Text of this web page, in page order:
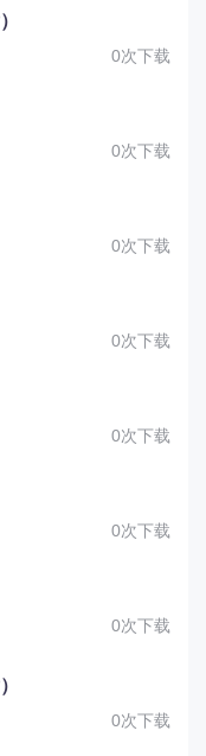
0次下载
0次下载
0次下载
0次下载
0次下载
0次下载
0次下载
0次下载